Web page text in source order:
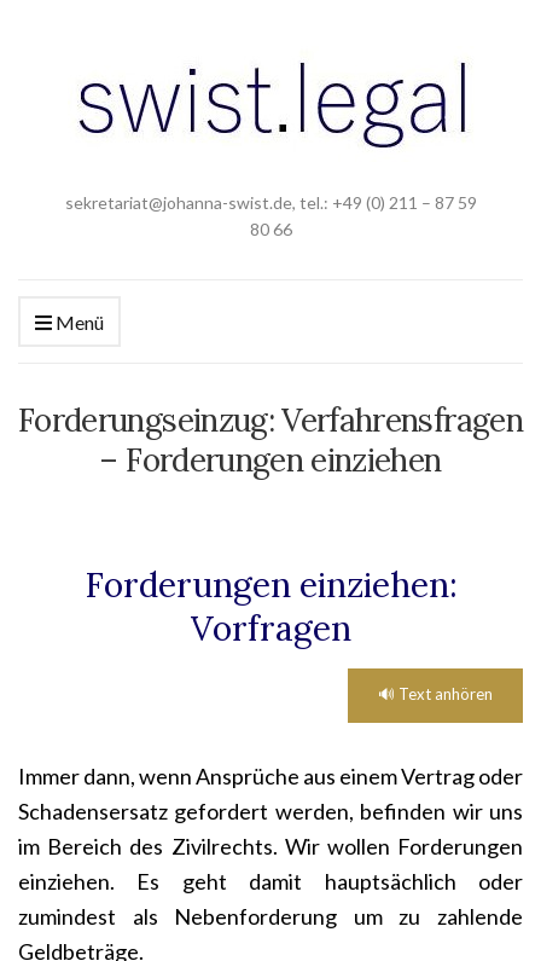
sekretariat@johanna-swist.de, tel.: +49 (0) 211 – 87 59
80 66
Menü
Forderungseinzug: Verfahrensfragen
– Forderungen einziehen
Forderungen einziehen:
Vorfragen
🔊 Text anhören
Immer dann, wenn Ansprüche aus einem Vertrag oder
Schadensersatz gefordert werden, befinden wir uns
im Bereich des Zivilrechts. Wir wollen Forderungen
einziehen. Es geht damit hauptsächlich oder
zumindest als Nebenforderung um zu zahlende
Geldbeträge.